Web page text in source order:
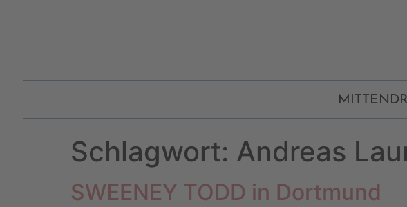
Schlagwort: Andreas
SWEENEY TODD in Dortmund